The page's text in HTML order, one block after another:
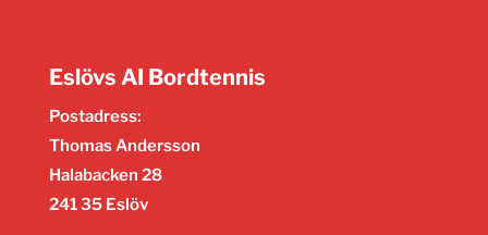
Eslövs AI Bordtennis
Postadress:
Thomas Andersson
Halabacken 28
241 35 Eslöv